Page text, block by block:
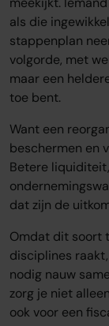
als die
stappenplan
volgorde, met
maar een
toe bent.
Want een
beschermen en
Betere
dat zijn de
Omdat dit soort
disciplines
nodig nauw
zorg je niet
ook voor een